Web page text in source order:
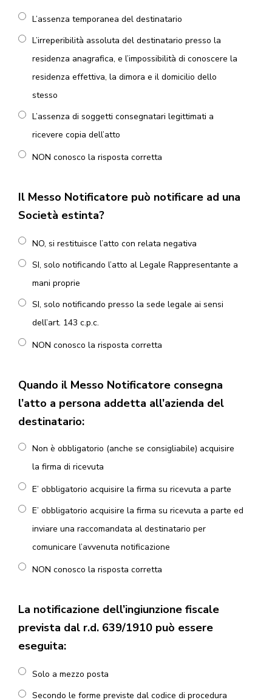
L’assenza temporanea del destinatario
L’irreperibilità assoluta del destinatario presso la
residenza anagrafica, e l’impossibilità di conoscere la
residenza effettiva, la dimora e il domicilio dello
stesso
L’assenza di soggetti consegnatari legittimati a
ricevere copia dell’atto
NON conosco la risposta corretta
Il Messo Notificatore può notificare ad una
Società estinta?
NO, si restituisce l’atto con relata negativa
SI, solo notificando l’atto al Legale Rappresentante a
mani proprie
SI, solo notificando presso la sede legale ai sensi
dell’art. 143 c.p.c.
NON conosco la risposta corretta
Quando il Messo Notificatore consegna
l’atto a persona addetta all’azienda del
destinatario:
Non è obbligatorio (anche se consigliabile) acquisire
la firma di ricevuta
E’ obbligatorio acquisire la firma su ricevuta a parte
E’ obbligatorio acquisire la firma su ricevuta a parte ed
inviare una raccomandata al destinatario per
comunicare l’avvenuta notificazione
NON conosco la risposta corretta
La notificazione dell’ingiunzione fiscale
prevista dal r.d. 639/1910 può essere
eseguita:
Solo a mezzo posta
Secondo le forme previste dal codice di procedura